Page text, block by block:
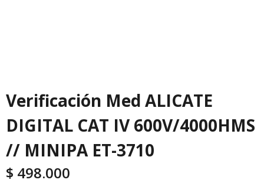
Verificación Med ALICATE
DIGITAL CAT IV 600V/4000HMS
// MINIPA ET-3710
$ 498.000